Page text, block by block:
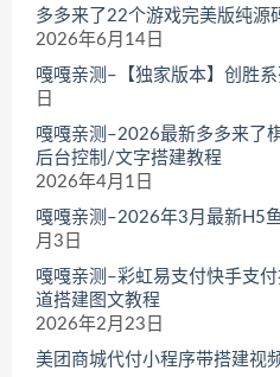
多多来了22个游戏完美版纯源
2026年6月14日
嘎嘎亲测–【独家版本】创胜
日
嘎嘎亲测–2026最新多多来了
后台控制/文字搭建教程
2026年4月1日
嘎嘎亲测–2026年3月最新H5
月3日
嘎嘎亲测–彩虹易支付快手支
道搭建图文教程
2026年2月23日
美团商城代付小程序带搭建视